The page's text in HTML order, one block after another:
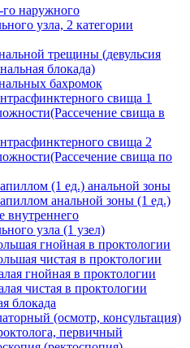
наружного
узла, 2 категории
трещины (девульсия
блокада)
бахромок
свища 1
свища в
свища 2
свища по
(1 ед.) анальной зоны
анальной зоны (1 ед.)
внутреннего
узла (1 узел)
гнойная в проктологии
чистая в проктологии
гнойная в проктологии
чистая в проктологии
блокада
(осмотр, консультация)
первичный